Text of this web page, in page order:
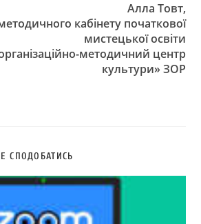
Алла Товт,
кабінету початкової
мистецької освіти
методичний центр
культури» ЗОР
СПОДОБАТИСЬ